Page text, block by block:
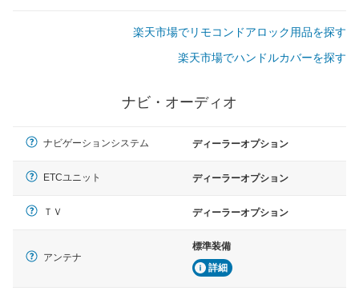
楽天市場でリモコンドアロック用品を探す
楽天市場でハンドルカバーを探す
ナビ・オーディオ
ナビゲーションシステム ディーラーオプション
ETCユニット ディーラーオプション
ＴＶ ディーラーオプション
アンテナ
標準装備
詳細